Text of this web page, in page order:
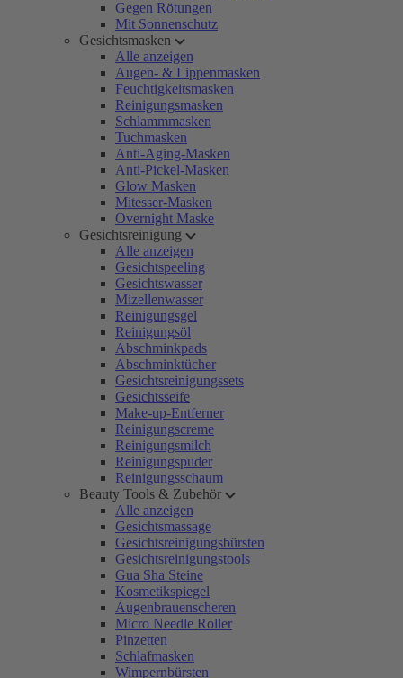
Gegen Rötungen
Mit Sonnenschutz
Gesichtsmasken
Alle anzeigen
Augen- & Lippenmasken
Feuchtigkeitsmasken
Reinigungsmasken
Schlammmasken
Tuchmasken
Anti-Aging-Masken
Anti-Pickel-Masken
Glow Masken
Mitesser-Masken
Overnight Maske
Gesichtsreinigung
Alle anzeigen
Gesichtspeeling
Gesichtswasser
Mizellenwasser
Reinigungsgel
Reinigungsöl
Abschminkpads
Abschminktücher
Gesichtsreinigungssets
Gesichtsseife
Make-up-Entferner
Reinigungscreme
Reinigungsmilch
Reinigungspuder
Reinigungsschaum
Beauty Tools & Zubehör
Alle anzeigen
Gesichtsmassage
Gesichtsreinigungsbürsten
Gesichtsreinigungstools
Gua Sha Steine
Kosmetikspiegel
Augenbrauenscheren
Micro Needle Roller
Pinzetten
Schlafmasken
Wimpernbürsten